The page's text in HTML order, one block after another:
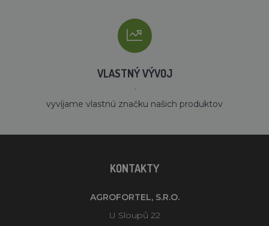
VLASTNÝ VÝVOJ
´
vyvíjame vlastnú značku našich produktov
KONTAKTY
AGROFORTEL, S.R.O.
U Sloupů 22